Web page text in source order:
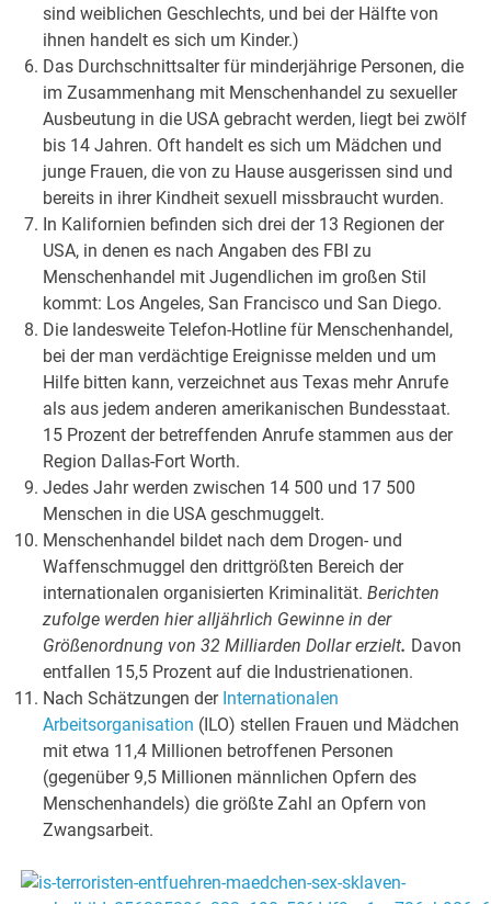
sind weiblichen Geschlechts, und bei der Hälfte von
ihnen handelt es sich um Kinder.)
Das Durchschnittsalter für minderjährige Personen, die
im Zusammenhang mit Menschenhandel zu sexueller
Ausbeutung in die USA gebracht werden, liegt bei zwölf
bis 14 Jahren. Oft handelt es sich um Mädchen und
junge Frauen, die von zu Hause ausgerissen sind und
bereits in ihrer Kindheit sexuell missbraucht wurden.
In Kalifornien befinden sich drei der 13 Regionen der
USA, in denen es nach Angaben des FBI zu
Menschenhandel mit Jugendlichen im großen Stil
kommt: Los Angeles, San Francisco und San Diego.
Die landesweite Telefon-Hotline für Menschenhandel,
bei der man verdächtige Ereignisse melden und um
Hilfe bitten kann, verzeichnet aus Texas mehr Anrufe
als aus jedem anderen amerikanischen Bundesstaat.
15 Prozent der betreffenden Anrufe stammen aus der
Region Dallas-Fort Worth.
Jedes Jahr werden zwischen 14 500 und 17 500
Menschen in die USA geschmuggelt.
Menschenhandel bildet nach dem Drogen- und
Waffenschmuggel den drittgrößten Bereich der
internationalen organisierten Kriminalität.Berichten
zufolge werden hier alljährlich Gewinne in der
Größenordnung von 32 Milliarden Dollar erzielt. Davon
entfallen 15,5 Prozent auf die Industrienationen.
Nach Schätzungen der Internationalen
Arbeitsorganisation (ILO) stellen Frauen und Mädchen
mit etwa 11,4 Millionen betroffenen Personen
(gegenüber 9,5 Millionen männlichen Opfern des
Menschenhandels) die größte Zahl an Opfern von
Zwangsarbeit.